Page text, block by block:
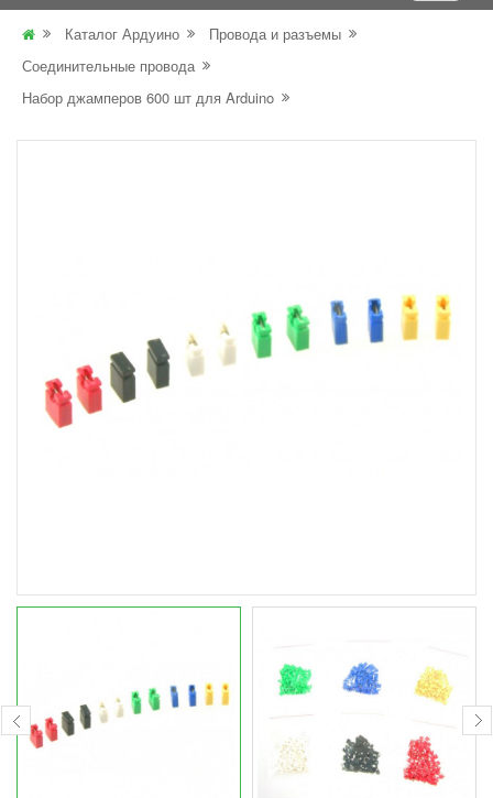
Каталог Ардуино
Провода и разъемы
Соединительные провода
Набор джамперов 600 шт для Arduino